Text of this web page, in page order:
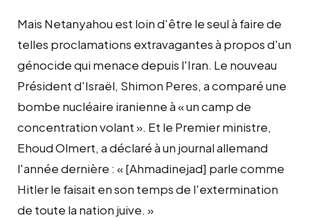
Mais Netanyahou est loin d'être le seul à faire de
telles proclamations extravagantes à propos d'un
génocide qui menace depuis l'Iran. Le nouveau
Président d'Israël, Shimon Peres, a comparé une
bombe nucléaire iranienne à « un camp de
concentration volant ». Et le Premier ministre,
Ehoud Olmert, a déclaré à un journal allemand
l'année dernière : « [Ahmadinejad] parle comme
Hitler le faisait en son temps de l'extermination
de toute la nation juive. »